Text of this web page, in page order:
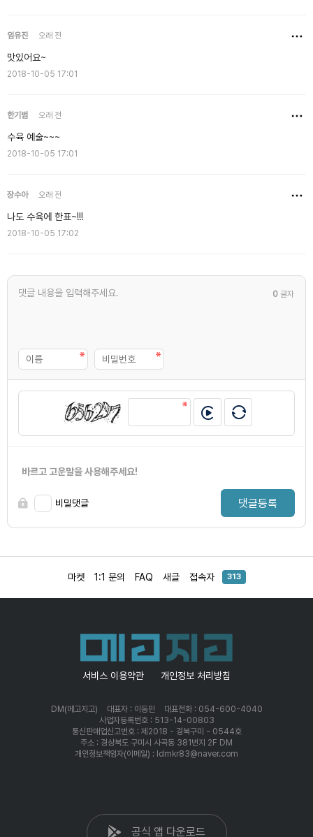
임유진 오래 전
맛있어요~
2018-10-05 17:01
한기범 오래 전
수육 예술~~~
2018-10-05 17:01
장수아 오래 전
나도 수육에 한표~!!!
2018-10-05 17:02
0 글자
바르고 고운말을 사용해주세요!
비밀댓글 댓글등록
마켓 1:1 문의 FAQ 새글 접속자 313
서비스 이용약관 개인정보 처리방침
DM(메고지고) 대표자 : 이동민
대표전화 : 054-600-4040
사업자등록번호 : 513-14-00803
통신판매업신고번호 : 제2018 - 경북구미 - 0544호
주소 : 경상북도 구미시 사곡동 381번지 2F DM
개인정보책임자(이메일) : ldmkr83@naver.com
공식 앱 다운로드